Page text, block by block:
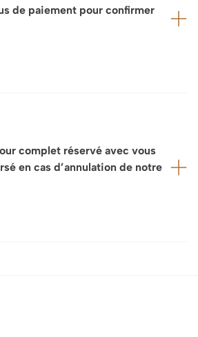
limitée, en particulier durant la
à octobre. Nous vous
sur mesure, que nous
ensemble afin qu’il réponde
attentes.
de paiement pour confirmer
complet réservé avec vous
en cas d’annulation de notre